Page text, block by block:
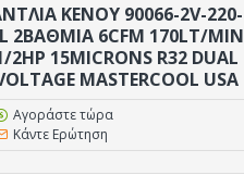
ΚΕΝΟΥ 90066-2V-220-
2ΒΑΘΜΙΑ 6CFM 170LT/MIN
2HP 15MICRONS R32 DUAL
MASTERCOOL USA
Αγοράστε τώρα
Κάντε Ερώτηση